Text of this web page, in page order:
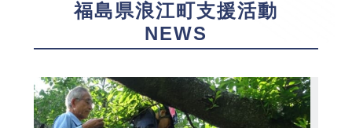
福島県浪江町支援活動
NEWS